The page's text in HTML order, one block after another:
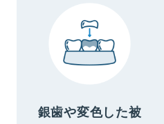
銀歯や変色した被